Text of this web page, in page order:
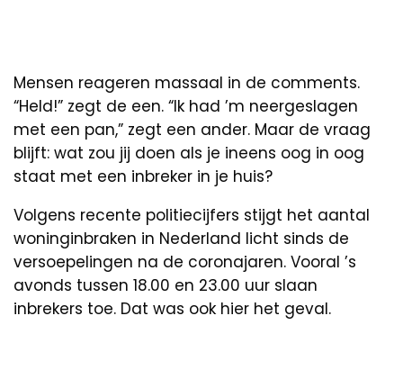
Mensen reageren massaal in de comments.
“Held!” zegt de een. “Ik had ’m neergeslagen
met een pan,” zegt een ander. Maar de vraag
blijft: wat zou jij doen als je ineens oog in oog
staat met een inbreker in je huis?
Volgens recente politiecijfers stijgt het aantal
woninginbraken in Nederland licht sinds de
versoepelingen na de coronajaren. Vooral ’s
avonds tussen 18.00 en 23.00 uur slaan
inbrekers toe. Dat was ook hier het geval.